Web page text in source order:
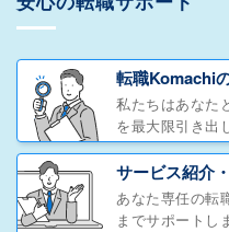
転職Komachi
私たちはあなた
を最大限引き出
サービス紹介
あなた専任の転
までサポートし